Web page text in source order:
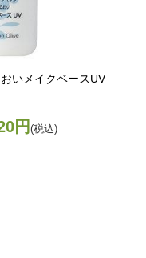
いメイクベースUV
円(税込)